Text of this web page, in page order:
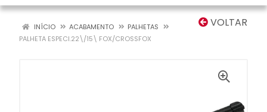
VOLTAR
INÍCIO ACABAMENTO
PALHETAS
PALHETA ESPECI.22\/15\ FOX/CROSSFOX